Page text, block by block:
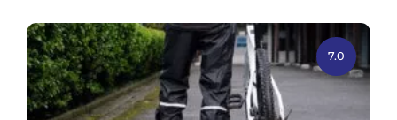
7.0